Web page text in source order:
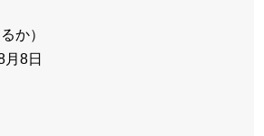
か）
8日